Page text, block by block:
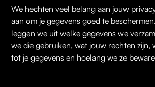
We hechten veel belang aan jouw
aan om je gegevens goed te
leggen we uit welke gegevens we
we die gebruiken, wat jouw rechten zijn,
tot je gegevens en hoelang we ze